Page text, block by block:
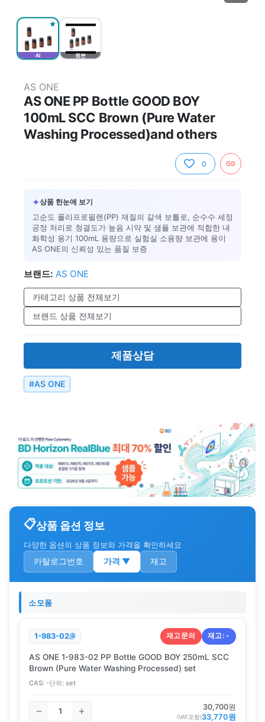
AI 원본
AS ONE
AS ONE PP Bottle GOOD BOY
100mL SCC Brown (Pure Water
Washing Processed)and others
0
✦상품 한눈에 보기
고순도 폴리프로필렌(PP) 재질의 갈색 보틀로, 순수수 세정
공정 처리로 청결도가 높음 시약 및 샘플 보관에 적합한 내
화학성 용기 100mL 용량으로 실험실 소용량 보관에 용이
AS ONE의 신뢰성 있는 품질 보증
브랜드: AS ONE
카테고리 상품 전체보기
브랜드 상품 전체보기
제품상담
#AS ONE
상품 옵션 정보
다양한 옵션의 상품 정보와 가격을 확인하세요
카탈로그번호 가격 ▼ 재고
소모품
1-983-02 재고문의 재고:-
AS ONE 1-983-02 PP Bottle GOOD BOY 250mL SCC
Brown (Pure Water Washing Processed) set
CAS: -단위: set
30,700원
(VAT포함)33,770원